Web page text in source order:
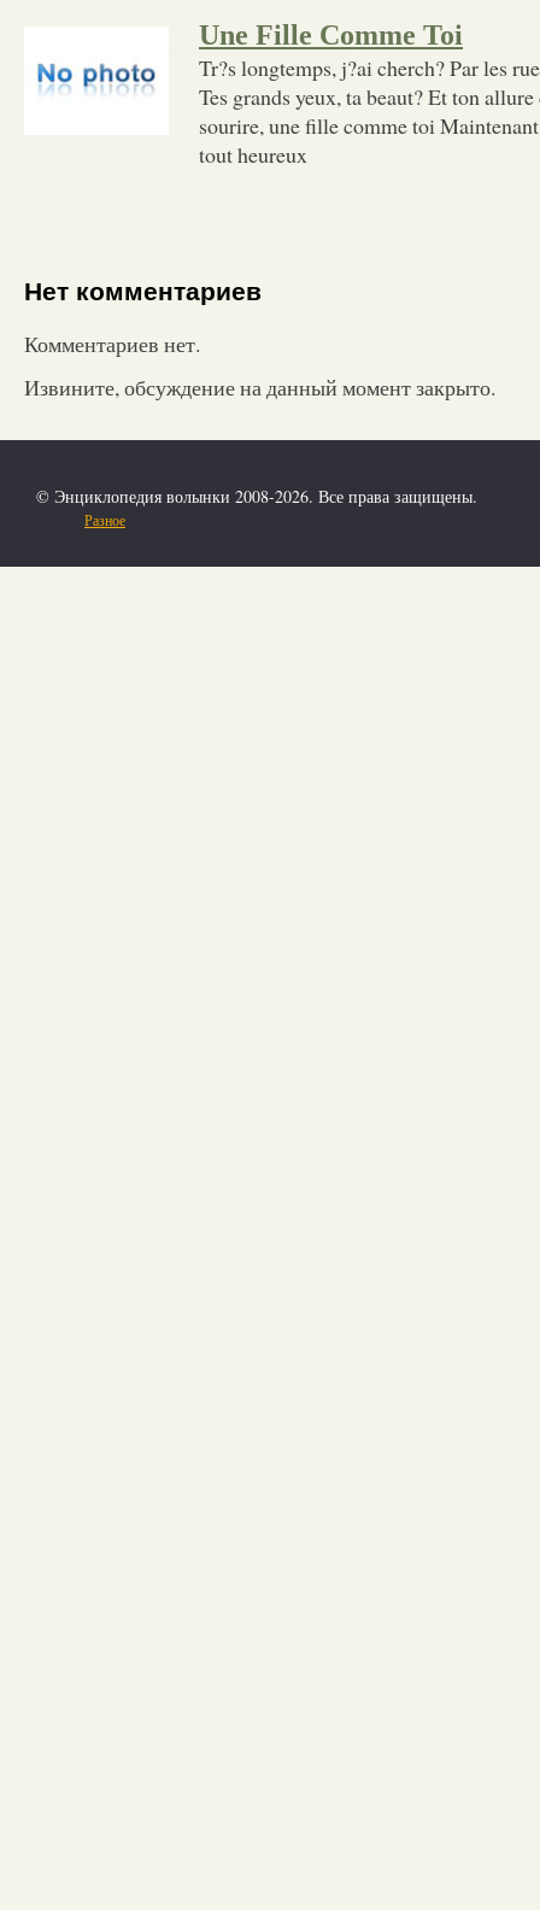
Une Fille Comme Toi
Tr?s longtemps, j?ai cherch? Par les
Tes grands yeux, ta beaut? Et ton
sourire, une fille comme toi
tout heureux
Нет комментариев
Комментариев нет.
Извините, обсуждение на данный момент закрыто.
© Энциклопедия волынки 2008-2026. Все права защищены.
Разное